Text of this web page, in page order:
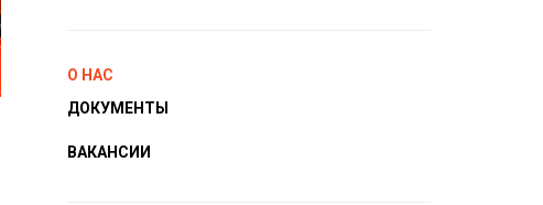
О НАС
ДОКУМЕНТЫ
ВАКАНСИИ